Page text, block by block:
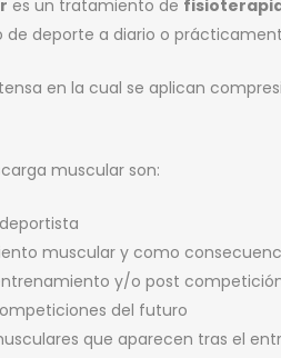
es un tratamiento de
deporte a diario o
en la cual se aplican
muscular son:
muscular y como
y/o post
del futuro
que aparecen tras el